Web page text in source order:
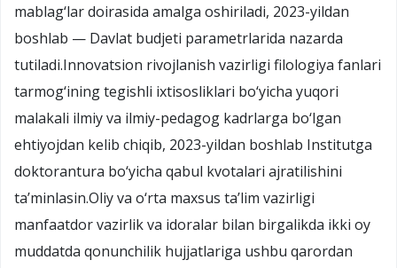
mablag‘lar doirasida amalga oshiriladi, 2023-yildan
boshlab — Davlat budjeti parametrlarida nazarda
tutiladi.Innovatsion rivojlanish vazirligi filologiya fanlari
tarmog‘ining tegishli ixtisosliklari bo‘yicha yuqori
malakali ilmiy va ilmiy-pedagog kadrlarga bo‘lgan
ehtiyojdan kelib chiqib, 2023-yildan boshlab Institutga
doktorantura bo‘yicha qabul kvotalari ajratilishini
ta’minlasin.Oliy va o‘rta maxsus ta’lim vazirligi
manfaatdor vazirlik va idoralar bilan birgalikda ikki oy
muddatda qonunchilik hujjatlariga ushbu qarordan